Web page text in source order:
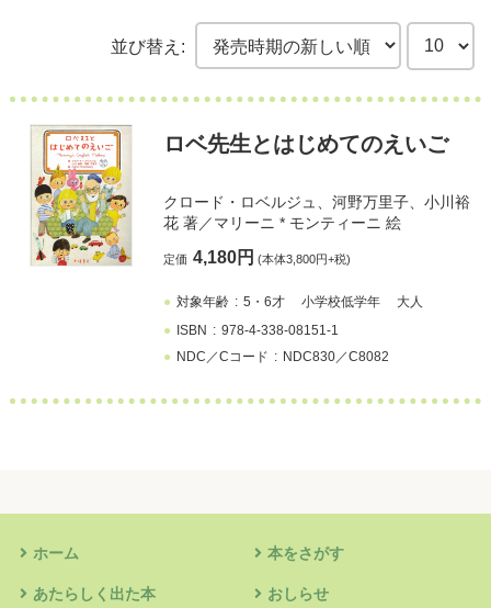
並び替え:
ロベ先生とはじめてのえいご
クロード・ロベルジュ 河野万里子、 小川裕
花著／マリーニ * モンティーニ 絵
定価 4,180円 (本体3,800円+税)
対象年齢 5・6才 小学校低学年
大人
ISBN
978-4-338-08151-1
NDC／Cコード
NDC830／C8082
ホーム 本をさがす
あたらしく出た本 おしらせ